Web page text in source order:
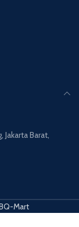
Barat,
Mart